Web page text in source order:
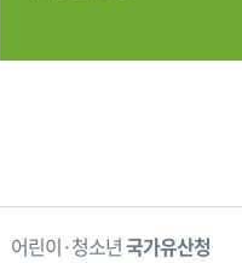
어린이·청소년국가유산청